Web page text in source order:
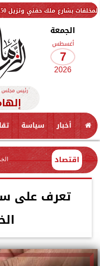
150 طنًا من المخلفات
الجمعة
أغسطس
7
2026
رئيس مجلس
أخبار سياسة
اقتصاد
تعرف على